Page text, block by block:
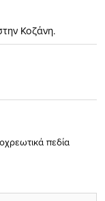
Κοζάνη.
πεδία